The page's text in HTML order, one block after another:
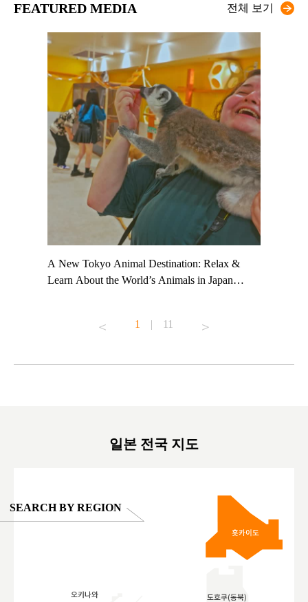
FEATURED MEDIA 전체 보기
#kyoto
A New Tokyo Animal Destination: Relax &
Learn About the World’s Animals in Japan
#japantrip #카피바라 #애니터치 #아이와가볼
京親子景點 #日本動物互動體驗 #水豚泡澡 #
1 | 11
일본 전국 지도
SEARCH BY REGION